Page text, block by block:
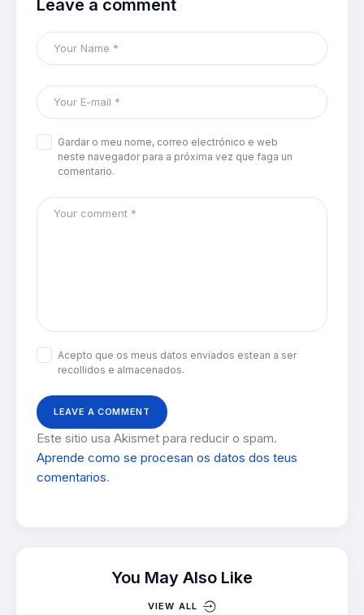
Leave a comment
Gardar o meu nome, correo electrónico e web
neste navegador para a próxima vez que faga un
comentario.
Acepto que os meus datos enviados estean a ser
recollidos e almacenados.
Este sitio usa Akismet para reducir o spam.
Aprende como se procesan os datos dos teus
comentarios.
You May Also Like
VIEW ALL